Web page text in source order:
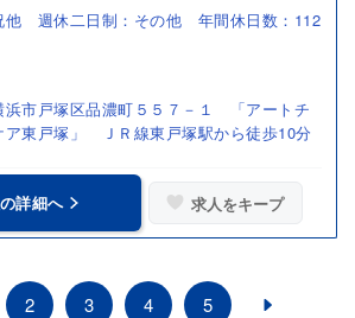
他 週休二日制：その他 年間休日数：112
浜市戸塚区品濃町５５７－１ 「アートチ
ア東戸塚」 ＪＲ線東戸塚駅から徒歩10分
詳細へ 求人をキープ
2 3 4 5